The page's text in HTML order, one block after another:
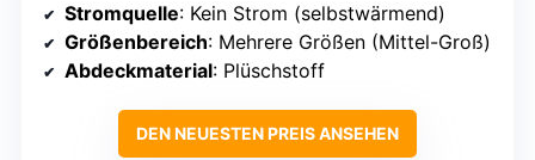
Stromquelle: Kein Strom (selbstwärmend)
Größenbereich: Mehrere Größen (Mittel-Groß)
Abdeckmaterial: Plüschstoff
DEN NEUESTEN PREIS ANSEHEN